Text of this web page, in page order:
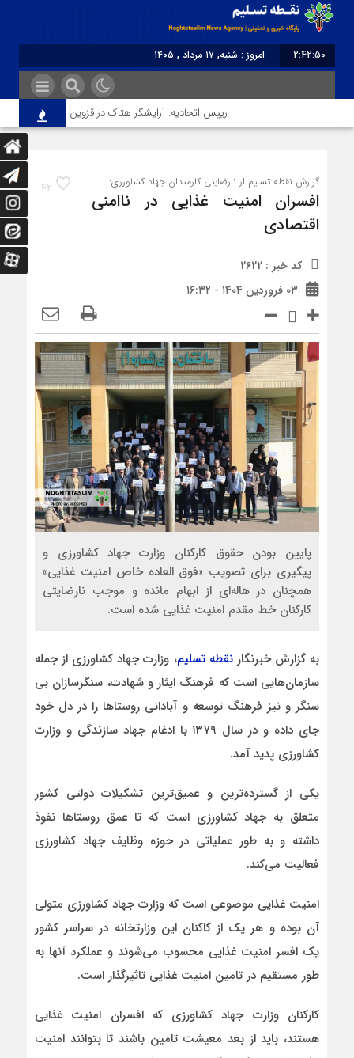
2:42:50
امروز : شنبه, ۱۷ مرداد , ۱۴۰۵
رییس اتحادیه: آرایشگر هتاک در قزوین عضو اتحادیه نبود
42 گزارش نقطه تسلیم از نارضایتی کارمندان جهاد کشاورزی:
افسران امنیت غذایی در ناامنی
اقتصادی
کد خبر : 2622
۰۳ فروردین ۱۴۰۴ - ۱۶:۳۲
پایین بودن حقوق کارکنان وزارت جهاد کشاورزی و
پیگیری برای تصویب «فوق العاده خاص امنیت غذایی»
همچنان در هاله‌ای از ابهام مانده و موجب نارضایتی
کارکنان خط مقدم امنیت غذایی شده است.
به گزارش خبرنگارنقطه تسلیم، وزارت جهاد کشاورزی از جمله
سازمان‌هایی است که فرهنگ ایثار و شهادت، سنگرسازان بی
سنگر و نیز فرهنگ توسعه و آبادانی روستا‌ها را در دل خود
جای داده و در سال ۱۳۷۹ با ادغام جهاد سازندگی و وزارت
کشاورزی پدید آمد.
یکی از گسترده‌ترین و عمیق‌ترین تشکیلات دولتی کشور
متعلق به جهاد کشاورزی است که تا عمق روستاها نفوذ
داشته و به طور عملیاتی در حوزه وظایف جهاد کشاورزی
فعالیت می‌کند.
امنیت غذایی موضوعی است که وزارت جهاد کشاورزی متولی
آن بوده و هر یک از کاکنان این وزارتخانه در سراسر کشور
یک افسر امنیت غذایی محسوب می‌شوند و عملکرد آنها به
طور مستقیم در تامین امنیت غذایی تاثیرگذار است.
کارکنان وزارت جهاد کشاورزی که افسران امنیت غذایی
هستند، باید از بعد معیشت تامین باشند تا بتوانند امنیت